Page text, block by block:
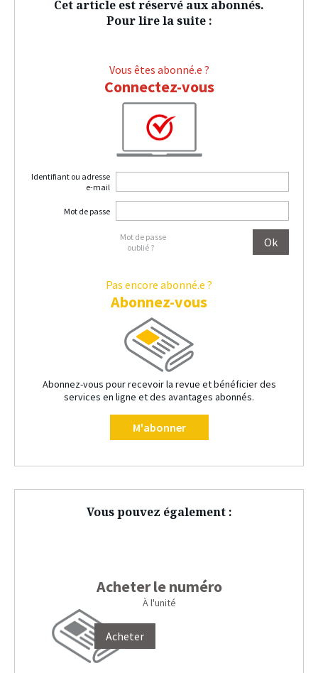
Cet article est réservé aux abonnés.
Pour lire la suite :
Vous êtes abonné.e ?
Connectez-vous
Identifiant ou adresse
e-mail
Mot de passe
Mot de passe
oublié ?
Pas encore abonné.e ?
Abonnez-vous
Abonnez-vous pour recevoir la revue et bénéficier des
services en ligne et des avantages abonnés.
M'abonner
Vous pouvez également :
Acheter le numéro
À l'unité
Acheter